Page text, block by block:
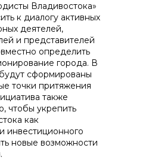
Владивостока»
к диалогу активных
деятелей,
и представителей
определить
города. В
сформированы
точки притяжения
также
чтобы укрепить
как
инвестиционного
новые возможности